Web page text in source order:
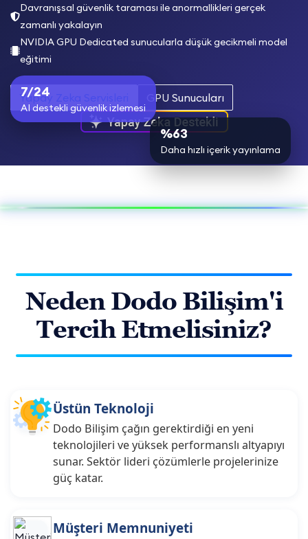
Davranışsal güvenlik taraması ile anormallikleri gerçek
zamanlı yakalayın
NVIDIA GPU Dedicated sunucularla düşük gecikmeli model
eğitimi
Yapay Zeka Servisleri GPU Sunucuları
%63
Daha hızlı içerik yayınlama
7/24
AI destekli güvenlik izlemesi
Neden Dodo Bilişim'i
Tercih Etmelisiniz?
Üstün Teknoloji
Dodo Bilişim çağın gerektirdiği en yeni
teknolojileri ve yüksek performanslı altyapıyı
sunar. Sektör lideri çözümlerle projelerinize
güç katar.
Müşteri Memnuniyeti